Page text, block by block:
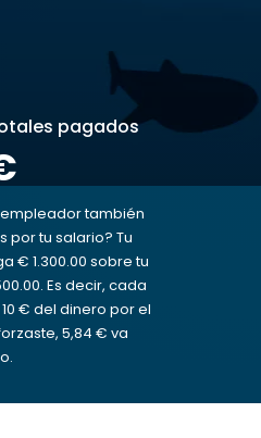
pagados
también
por tu salario? Tu
€ 1.300.00 sobre tu
Es decir, cada
€ del dinero por el
5,84 € va